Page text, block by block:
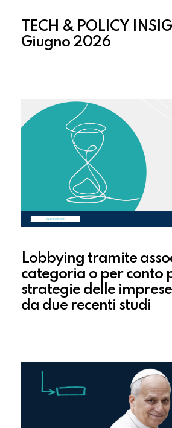
TECH & POLICY
Giugno 2026
Lobbying tramite
categoria o per conto
strategie delle
da due recenti studi